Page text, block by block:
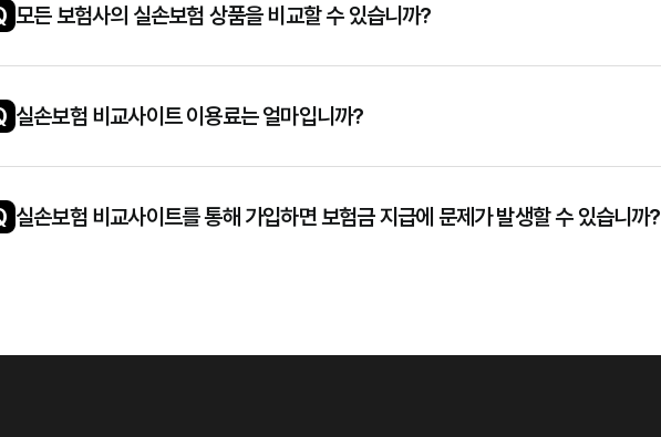
모든 보험사의 실손보험 상품을 비교할 수 있습니까?
실손보험 비교사이트 이용료는 얼마입니까?
실손보험 비교사이트를 통해 가입하면 보험금 지급에 문제가 발생할 수 있습니까?